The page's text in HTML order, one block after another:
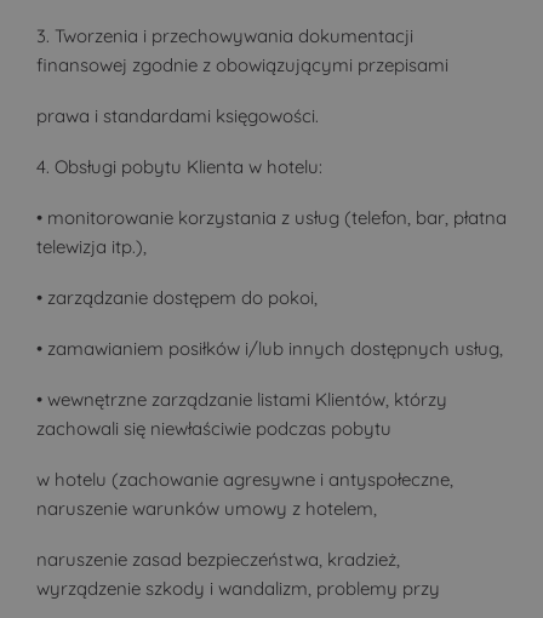
3. Tworzenia i przechowywania dokumentacji
finansowej zgodnie z obowiązującymi przepisami
prawa i standardami księgowości.
4. Obsługi pobytu Klienta w hotelu:
• monitorowanie korzystania z usług (telefon, bar, płatna
telewizja itp.),
• zarządzanie dostępem do pokoi,
• zamawianiem posiłków i/lub innych dostępnych usług,
• wewnętrzne zarządzanie listami Klientów, którzy
zachowali się niewłaściwie podczas pobytu
w hotelu (zachowanie agresywne i antyspołeczne,
naruszenie warunków umowy z hotelem,
naruszenie zasad bezpieczeństwa, kradzież,
wyrządzenie szkody i wandalizm, problemy przy